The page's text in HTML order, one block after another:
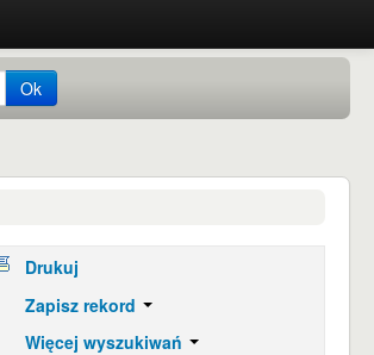
Ok
Drukuj
Zapisz rekord
Więcej wyszukiwań